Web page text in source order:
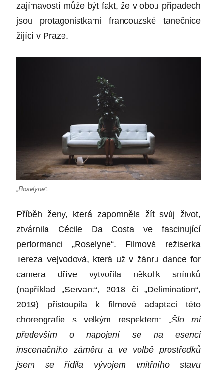
zajímavostí může být fakt, že v obou případech
jsou protagonistkami francouzské tanečnice
žijící v Praze.
„Roselyne“,
Příběh ženy, která zapomněla žít svůj život,
ztvárnila Cécile Da Costa ve fascinující
performanci „Roselyne“. Filmová režisérka
Tereza Vejvodová, která už v žánru dance for
camera dříve vytvořila několik snímků
(například „Servant“, 2018 či „Delimination“,
2019) přistoupila k filmové adaptaci této
choreografie s velkým respektem: „Šlo mi
především o napojení se na esenci
inscenačního záměru a ve volbě prostředků
jsem se řídila vývojem vnitřního stavu